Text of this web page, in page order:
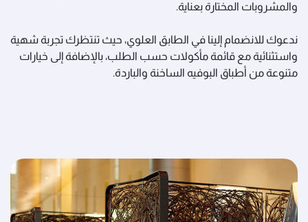
والمشروبات المختارة بعناية.
ندعوك للانضمام إلينا في الطابق العلوي، حيث تنتظرك تجربة شهية
واستثنائية مع قائمة مأكولات حسب الطلب، بالإضافة إلى خيارات
متنوعة من أطباق البوفيه الساخنة والباردة.